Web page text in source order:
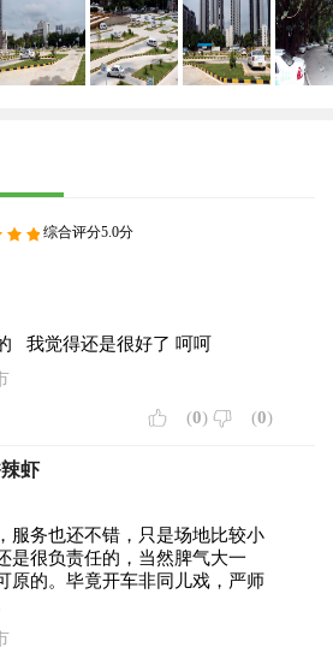
时练车，5小时模拟（中途不收取任何
36个学时练车，5小时模拟（中途不收
元​ （以上费用包含运管信息中心学习
6张； 3、驾驶员体验合格表； 4、外
增驾学员须附驾驶证（正副本）；
宁后增驾或注销。 联系人：骆教练
综合评分5.0分
我觉得还是很好了 呵呵
(0) (0)
虾
服务也还不错，只是场地比较小
是很负责任的，当然脾气大一
原的。毕竟开车非同儿戏，严师